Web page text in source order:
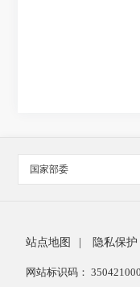
国家部委
站点地图 隐私保护
网站标识码：